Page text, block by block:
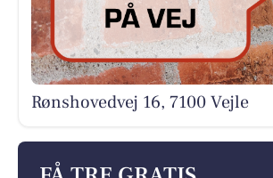
Rønshovedvej 16, 7100 Vejle